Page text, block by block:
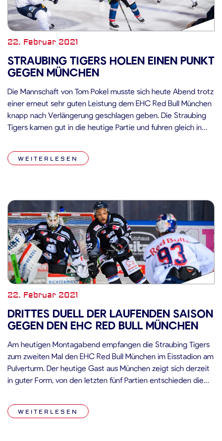
22. Februar 2021
STRAUBING TIGERS HOLEN EINEN PUNKT
GEGEN MÜNCHEN
Die Mannschaft von Tom Pokel musste sich heute Abend trotz
einer erneut sehr guten Leistung dem EHC Red Bull München
knapp nach Verlängerung geschlagen geben. Die Straubing
Tigers kamen gut in die heutige Partie und fuhren gleich in
Richtung Danny aus den Birken im Tor des EHC Red […]
WEITERLESEN
22. Februar 2021
DRITTES DUELL DER LAUFENDEN SAISON
GEGEN DEN EHC RED BULL MÜNCHEN
Am heutigen Montagabend empfangen die Straubing Tigers
zum zweiten Mal den EHC Red Bull München im Eisstadion am
Pulverturm. Der heutige Gast aus München zeigt sich derzeit
in guter Form, von den letzten fünf Partien entschieden die
waren jeweils knapp: Den Augsburger Panthern musste man
sich am vorgezogenen […]
WEITERLESEN